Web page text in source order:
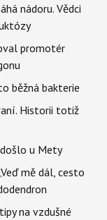
nádoru. Vědci
promotér
běžná bakterie
Historii totiž
u Mety
mě dál, cesto
na vzdušné